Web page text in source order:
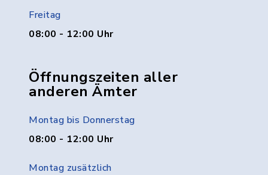
Freitag
08:00 - 12:00 Uhr
Öffnungszeiten aller
anderen Ämter
Montag bis Donnerstag
08:00 - 12:00 Uhr
Montag zusätzlich